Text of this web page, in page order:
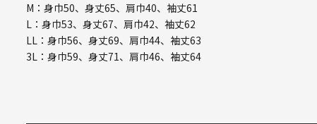
M：身巾50、身丈65、肩巾40、袖丈61
L：身巾53、身丈67、肩巾42、袖丈62
LL：身巾56、身丈69、肩巾44、袖丈63
3L：身巾59、身丈71、肩巾46、袖丈64